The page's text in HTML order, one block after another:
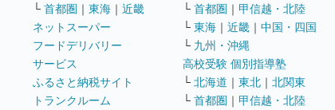
└ 首都圏 ｜ 東海 ｜ 近畿
ネットスーパー
フードデリバリー
サービス
ふるさと納税サイト
トランクルーム
└ 首都圏 ｜ 甲信越・北陸
└ 東海 ｜ 近畿 ｜ 中国・四国
└ 九州・沖縄
高校受験 個別指導塾
└ 北海道 ｜ 東北 ｜ 北関東
└ 首都圏 ｜ 甲信越・北陸